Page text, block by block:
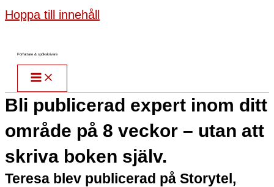
Hoppa till innehåll
Författare & spökskrivare
Bli publicerad expert inom ditt
område på 8 veckor – utan att
skriva boken själv.
Teresa blev publicerad på Storytel,